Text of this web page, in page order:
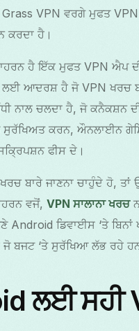
VPN ਵਰਗੇ ਮੁਫਤ
ਕਰਦਾ ਹੈ।
ਹੈ ਇੱਕ ਮੁਫਤ VPN ਐਪ
ਲਈ ਆਦਰਸ਼ ਹੈ ਜੋ VPN ਖਰਚ
ਨਾਲ ਚਲਦਾ ਹੈ, ਜੋ ਕਨੈਕਸ਼ਨ
ਸੁਰੱਖਿਅਤ ਕਰਨ, ਔਨਲਾਈਨ
ਫੀਸ ਦੇ।
ਬਾਰੇ ਜਾਣਨਾ ਚਾਹੁੰਦੇ ਹੋ,
ਵਜੋਂ, VPN ਸਾਲਾਨਾ ਖਰਚ
ਡਿਵਾਈਸ ‘ਤੇ
‘ਤੇ ਸੁਰੱਖਿਆ ਲੱਭ ਰਹੇ
ਲਈ ਸਹੀ